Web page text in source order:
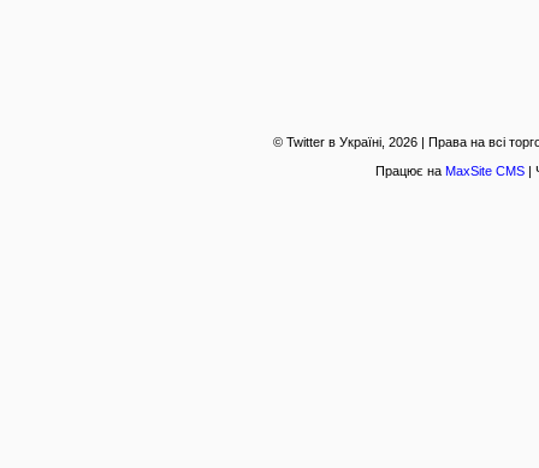
© Twitter в Україні, 2026 | Права на всі
Працює на MaxSite CMS|